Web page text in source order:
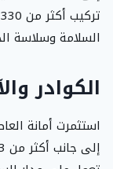
السلامة وسلاسة
الكوادر